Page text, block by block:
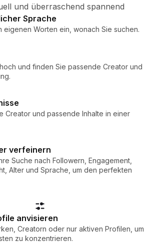
und überraschend spannend
Sprache
eigenen Worten ein, wonach Sie suchen.
und finden Sie passende Creator und
Creator und passende Inhalte in einer
verfeinern
Suche nach Followern, Engagement,
Alter und Sprache, um den perfekten
anvisieren
Creatorn oder nur aktiven Profilen, um
zu konzentrieren.